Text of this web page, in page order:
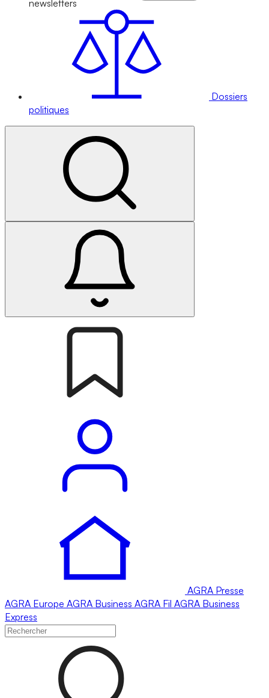
newsletters
Dossiers
politiques
AGRA Presse
AGRA Europe AGRA Business AGRA Fil AGRA Business
Express